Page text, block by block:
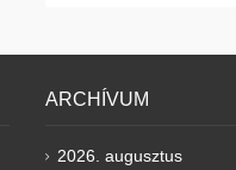
ARCHÍVUM
2026. augusztus